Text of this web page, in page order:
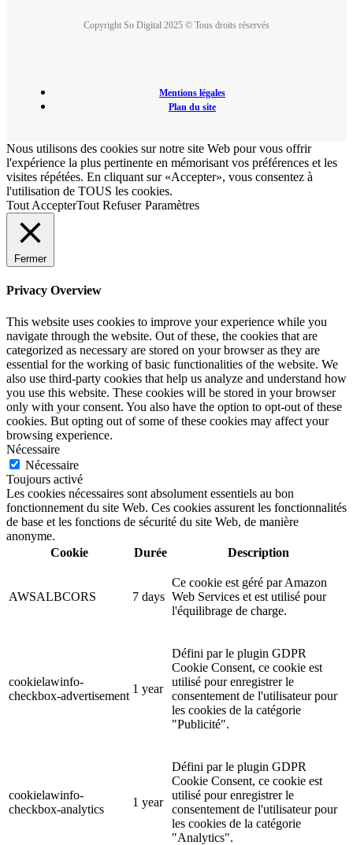
Copyright So Digital 2025 © Tous droits réservés
Mentions légales
Plan du site
Nous utilisons des cookies sur notre site Web pour vous offrir
l'expérience la plus pertinente en mémorisant vos préférences et les
visites répétées. En cliquant sur «Accepter», vous consentez à
l'utilisation de TOUS les cookies.
Tout AccepterTout Refuser Paramètres
Fermer
Privacy Overview
This website uses cookies to improve your experience while you
navigate through the website. Out of these, the cookies that are
categorized as necessary are stored on your browser as they are
essential for the working of basic functionalities of the website. We
also use third-party cookies that help us analyze and understand how
you use this website. These cookies will be stored in your browser
only with your consent. You also have the option to opt-out of these
cookies. But opting out of some of these cookies may affect your
browsing experience.
Nécessaire
Nécessaire
Toujours activé
Les cookies nécessaires sont absolument essentiels au bon
fonctionnement du site Web. Ces cookies assurent les fonctionnalités
de base et les fonctions de sécurité du site Web, de manière
anonyme.
Cookie
Durée Description
AWSALBCORS 7 days
Ce cookie est géré par Amazon
Web Services et est utilisé pour
l'équilibrage de charge.
cookielawinfo-
checkbox-advertisement
1 year
Défini par le plugin GDPR
Cookie Consent, ce cookie est
utilisé pour enregistrer le
consentement de l'utilisateur pour
les cookies de la catégorie
"Publicité".
cookielawinfo-
checkbox-analytics
1 year
Défini par le plugin GDPR
Cookie Consent, ce cookie est
utilisé pour enregistrer le
consentement de l'utilisateur pour
les cookies de la catégorie
"Analytics".